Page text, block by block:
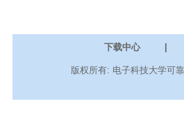
下载中心
版权所有: 电子科技大学可